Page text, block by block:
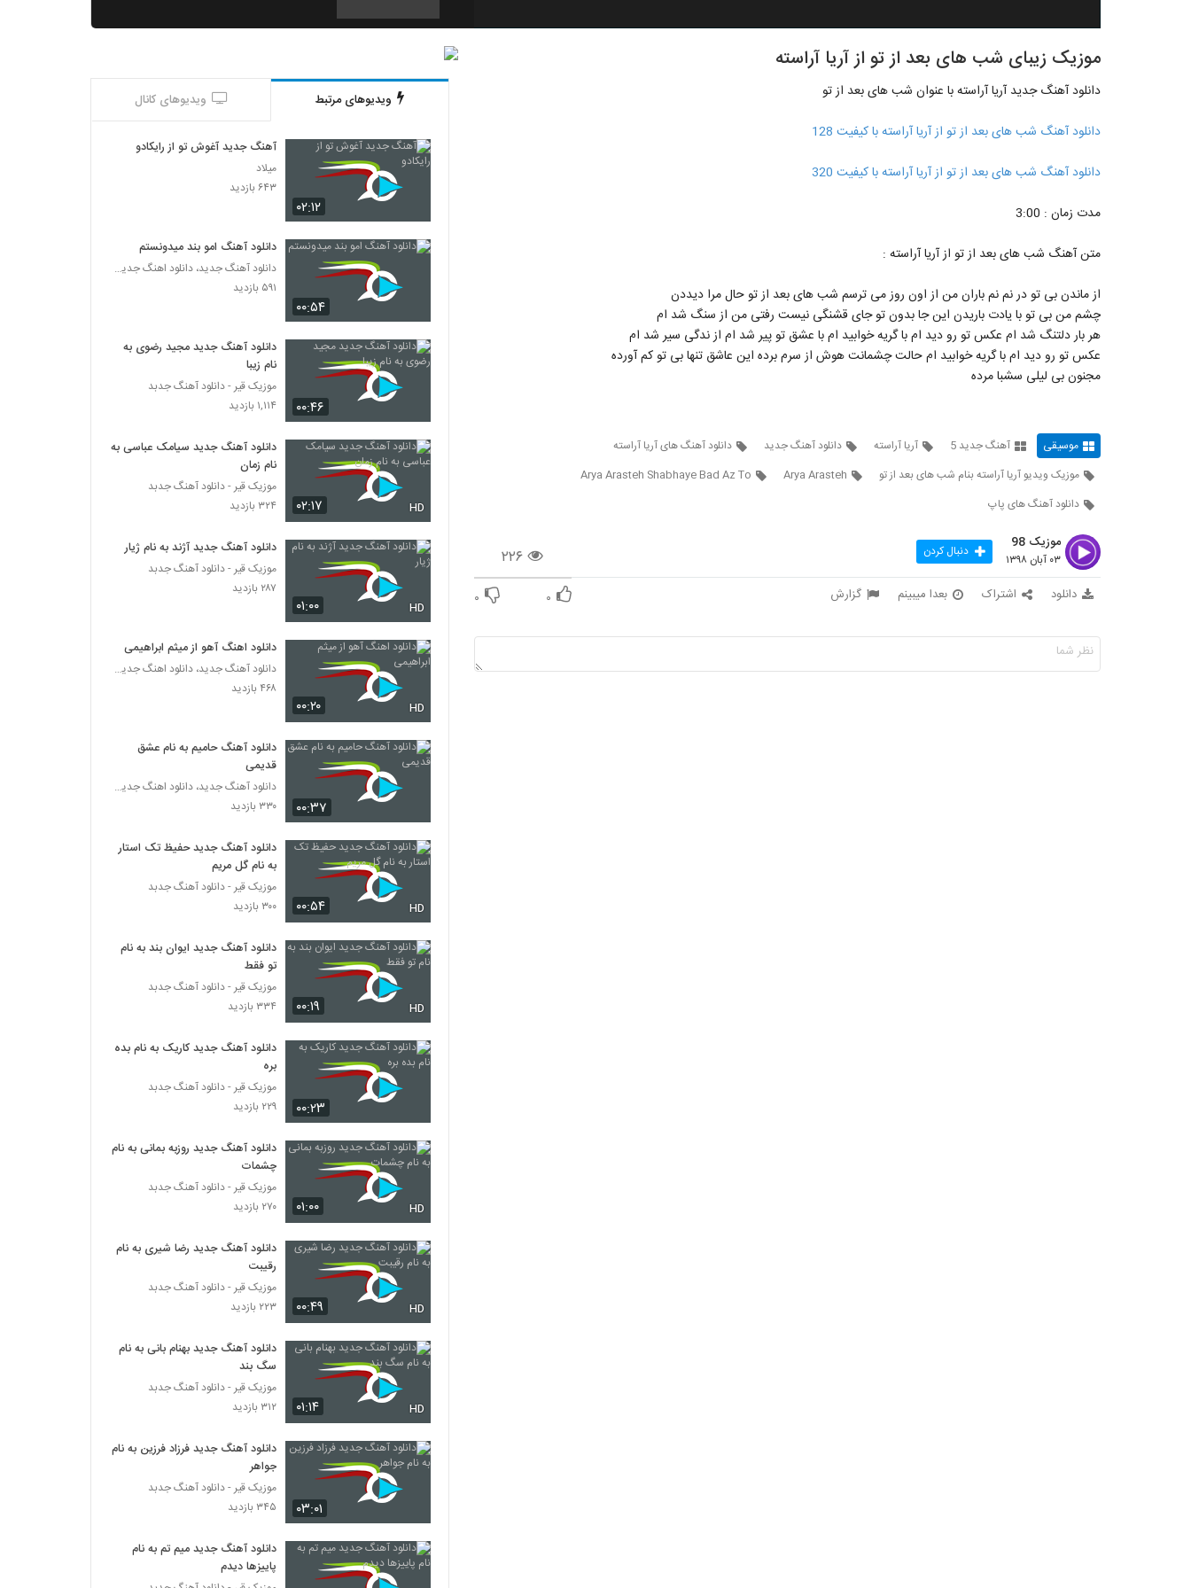
232
آهنگ گرشا رضایی بنام دریا نمیرم
دانلود آهنگ سی - یک (به همراه والوپ) از
سرتیفاید به همراه متن ترانه
۱۸۸ بازدید
دانلود آهنگ امین نیما چیزی نمیگم
۲۲۵ بازدید
نمیبره
۳۳۴ بازدید
Shojaiee Tabe Eshgh)
دانلود آهنگ کارن قلی نژاد چشم سیاهش
۱۹۲ بازدید
Masoud Sadeghloo Chatr
۲۲۸ بازدید
آهنگ پدرام پالیز بنام آشنای من
موزیک زیبای رو به راه نیستم از رضا ساجدی
۱۹۷ بازدید
Amin Ghobad Be Dadam Beres
۲۱۸ بازدید
۲۰۹ بازدید
دانلود آهنگ جدید و زیبای سعید بحری با نام از
بس خوبی
آهنگ فرشاد دارک لاو بنام عشق دلی
۲۰۱ بازدید
دانلود آهنگ شایان بیگ محمدی نازلی یارم
۲۲۱ بازدید
دانلود آهنگ کمین (به همراه زخمی) از مهراد
هیدن
۲۴۴ بازدید
دانلود آهنگ حمید تهرانی دلوا پست میشم
۱۶۶ بازدید
سعید میری آهنگ آرامش
۲۰۶ بازدید
موزیک زیبای بلس از فاروکسی
۱۸۲ بازدید
دانلود آهنگ خدا (به همراه حسین حسن زاده)
از امیرحسین علیپور
۱۹۷ بازدید
دانلود آهنگ امیرحسین میرعلایی رد شد
(Amirhosein Miralaei Rad Shod)
۲۲۱ بازدید
دانلود آهنگ امید عزیزخانی تو بری
۲۰۸ بازدید
موزیک زیبای شب های بعد از تو از آریا آراسته
دانلود آهنگ جدید آریا آراسته با عنوان شب های بعد از تو
دانلود آهنگ شب های بعد از تو از آریا آراسته با کیفیت 128
دانلود آهنگ شب های بعد از تو از آریا آراسته با کیفیت 320
مدت زمان : 3:00
متن آهنگ شب های بعد از تو از آریا آراسته :
از ماندن بی تو در نم نم باران من از اون روز می ترسم شب های بعد از تو حال مرا دیددن
چشم من بی تو با یادت باریدن این جا بدون تو جای قشنگی نیست رفتی من از سنگ شد ام
هر بار دلتنگ شد ام عکس تو رو دید ام با گریه خوابید ام با عشق تو پیر شد ام از ندگی سیر شد ام
عکس تو رو دید ام با گریه خوابید ام حالت چشمانت هوش از سرم برده این عاشق تنها بی تو کم آورده
مجنون بی لیلی سشبا مرده
موسیقی آهنگ جدید 5 آریا آراسته دانلود آهنگ جدید
دانلود آهنگ های آریا آراسته
موزیک ویدیو آریا آراسته بنام شب های بعد از تو
Arya Arasteh
Arya Arasteh Shabhaye Bad Az To
دانلود آهنگ های پاپ
۲۲۶
موزیک 98
۰۳ آبان ۱۳۹۸ دنبال کردن
دانلود اشتراک بعدا میبینم گزارش ۰ ۰
ویدیوهای مرتبط ویدیوهای کانال
۰۲:۱۲
آهنگ جدید آغوش تو از رایکادو
میلاد
۶۴۳ بازدید
۰۰:۵۴
دانلود آهنگ امو بند میدونستم
دانلود آهنگ جدید، دانلود اهنگ جدید ایرانی
۵۹۱ بازدید
۰۰:۴۶
دانلود آهنگ جدید مجید رضوی به
نام زیبا
موزیک قیر - دانلود آهنگ جدبد
۱,۱۱۴ بازدید
۰۲:۱۷ HD
دانلود آهنگ جدید سیامک عباسی به
نام زمان
موزیک قیر - دانلود آهنگ جدبد
۳۲۴ بازدید
۰۱:۰۰ HD
دانلود آهنگ جدید آژند به نام ژیار
موزیک قیر - دانلود آهنگ جدبد
۲۸۷ بازدید
۰۰:۲۰ HD
دانلود اهنگ آهو از میثم ابراهیمی
دانلود آهنگ جدید، دانلود اهنگ جدید ایرانی
۴۶۸ بازدید
۰۰:۳۷
دانلود آهنگ حامیم به نام عشق
قدیمی
دانلود آهنگ جدید، دانلود اهنگ جدید ایرانی
۳۳۰ بازدید
۰۰:۵۴ HD
دانلود آهنگ جدید حفیظ تک استار
به نام گل مریم
موزیک قیر - دانلود آهنگ جدبد
۳۰۰ بازدید
۰۰:۱۹ HD
دانلود آهنگ جدید ایوان بند به نام
تو فقط
موزیک قیر - دانلود آهنگ جدبد
۳۳۴ بازدید
۰۰:۲۳
دانلود آهنگ جدید کاریک به نام بده
بره
موزیک قیر - دانلود آهنگ جدبد
۲۲۹ بازدید
۰۱:۰۰ HD
دانلود آهنگ جدید روزبه بمانی به نام
چشمات
موزیک قیر - دانلود آهنگ جدبد
۲۷۰ بازدید
۰۰:۴۹ HD
دانلود آهنگ جدید رضا شیری به نام
رقیبت
موزیک قیر - دانلود آهنگ جدبد
۲۲۳ بازدید
۰۱:۱۴ HD
دانلود آهنگ جدید بهنام بانی به نام
سگ بند
موزیک قیر - دانلود آهنگ جدبد
۳۱۲ بازدید
۰۳:۰۱
دانلود آهنگ جدید فرزاد فرزین به نام
جواهر
موزیک قیر - دانلود آهنگ جدبد
۳۴۵ بازدید
دانلود آهنگ جدید میم تم به نام
پاییزها دیدم